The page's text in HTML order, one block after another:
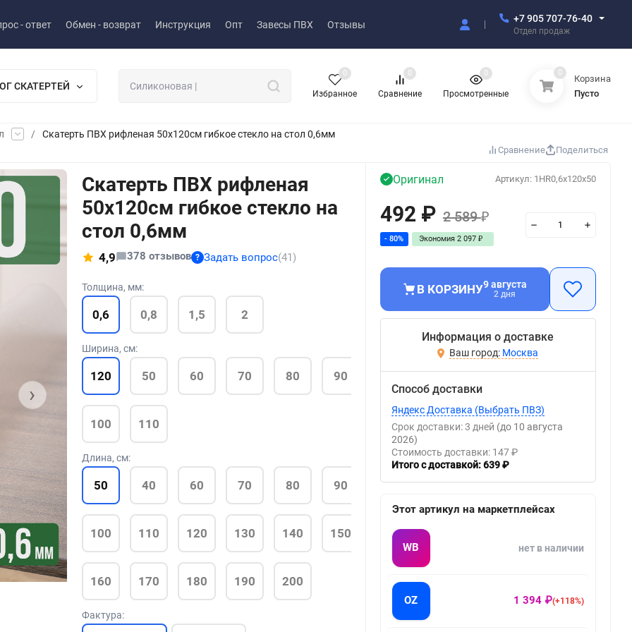
- ответ Обмен - возврат Инструкция Опт Завесы ПВХ Отзывы
+7 905 707-76-40
Отдел продаж
СКАТЕРТЕЙ
Избранное
0
Сравнение
0
Просмотренные
0 0
Корзина
Пусто
/ Скатерть ПВХ рифленая 50x120см гибкое стекло на стол 0,6мм
Сравнение Поделиться
›
Скатерть ПВХ рифленая
50x120см гибкое стекло на
стол 0,6мм
4,9 378 отзывов ? Задать вопрос(41)
Толщина, мм:
0,6 0,8 1,5 2
Ширина, см:
120 50 60 70 80 90
100 110
Длина, см:
50 40 60 70 80 90
100 110 120 130 140 150
160 170 180 190 200
Фактура:
Артикул: 1HR0,6x120x50
Оригинал
492 ₽ 2 589₽
- 80% Экономия 2 097 ₽
В КОРЗИНУ9 августа
2 дня
Информация о доставке
Москва
Способ доставки
Яндекс Доставка (Выбрать ПВЗ)
Срок доставки: 3 дней (до 10 августа
2026)
Стоимость доставки: 147 ₽
Итого с доставкой: 639 ₽
Этот артикул на маркетплейсах
WB нет в наличии
OZ 1 394 ₽(+118%)